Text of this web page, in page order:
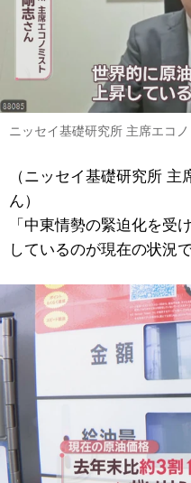
ニッセイ基礎研究所 主席エコ
（ニッセイ基礎研究所
ん）
「中東情勢の緊迫化を受
しているのが現在の状況で